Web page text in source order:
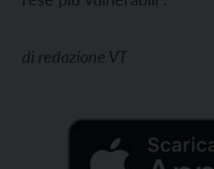
di redazione VT